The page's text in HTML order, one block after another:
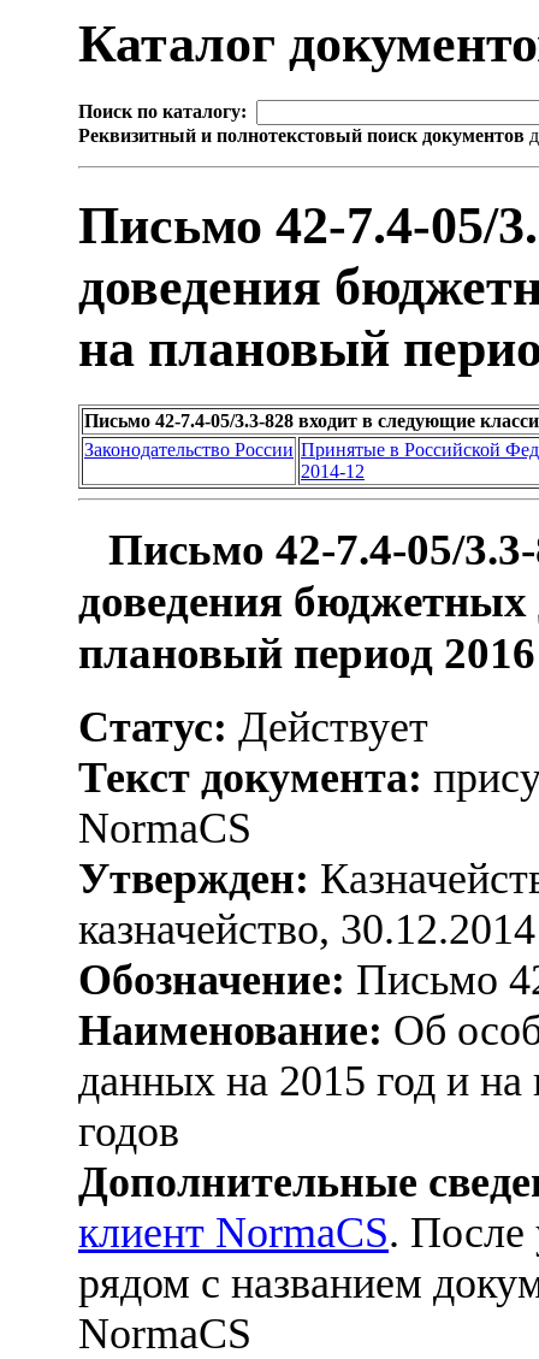
Каталог
Поиск по каталогу:
Реквизитный и полнотекстовый поиск документов
Письмо 42-7.4-05/
доведения
на плановый
Письмо 42-7.4-05/3.3-828 входит в следующие
Законодательство России Принятые в Российской
2014-12
Письмо 42-7.4-05/
доведения
плановый период
Статус: Действует
Текст документа:
NormaCS
Утвержден:
казначейство, 30.12.2014
Обозначение: Письмо
Наименование: Об
данных на 2015 год и
годов
Дополнительные
клиент NormaCS. После
рядом с названием
NormaCS